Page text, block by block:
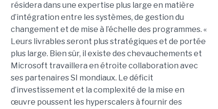
résidera dans une expertise plus large en matière
d’intégration entre les systèmes, de gestion du
changement et de mise à l’échelle des programmes. «
Leurs livrables seront plus stratégiques et de portée
plus large. Bien sûr, il existe des chevauchements et
Microsoft travaillera en étroite collaboration avec
ses partenaires SI mondiaux. Le déficit
d’investissement et la complexité de la mise en
œuvre poussent les hyperscalers à fournir des